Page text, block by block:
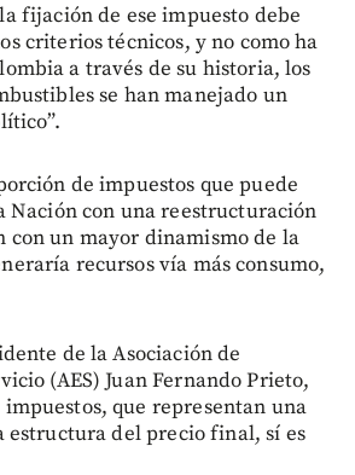
fijación de ese impuesto debe
criterios técnicos, y no como ha
a través de su historia, los
se han manejado un
de impuestos que puede
con una reestructuración
con un mayor dinamismo de la
recursos vía más consumo,
de la Asociación de
(AES) Juan Fernando Prieto,
que representan una
estructura del precio final, sí es